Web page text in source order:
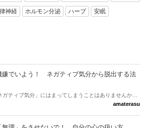
神経 ホルモン分泌 ハーブ 安眠
嫌でいよう！ ネガティブ気分から脱出する法
ガティブ気分」にはまってしまうことはありませんか？
「クヨクヨ」・・・そんなネガティブ気分からは、即効
amaterasu